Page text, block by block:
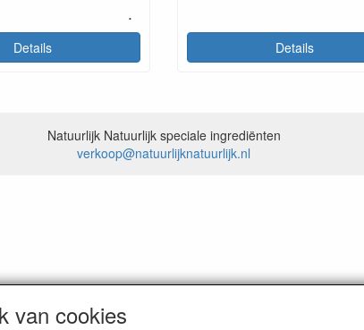
.
Details Details
Natuurlijk Natuurlijk speciale ingrediënten
verkoop@natuurlijknatuurlijk.nl
van cookies